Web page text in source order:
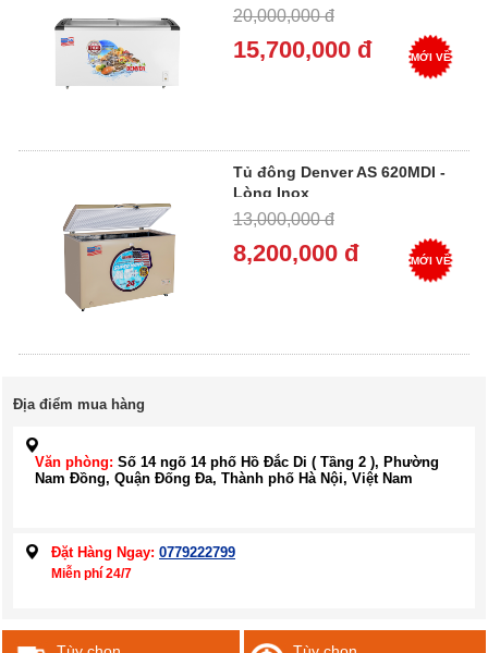
Ngăn Đông
20,000,000 đ
15,700,000 đ MỚI VỀ
Tủ đông Denver AS 620MDI -
Lòng Inox
13,000,000 đ
8,200,000 đ MỚI VỀ
Địa điểm mua hàng
Văn phòng: Số 14 ngõ 14 phố Hồ Đắc Di ( Tầng 2 ), Phường
Nam Đồng, Quận Đống Đa, Thành phố Hà Nội, Việt Nam
Đặt Hàng Ngay: 0779222799
Miễn phí 24/7